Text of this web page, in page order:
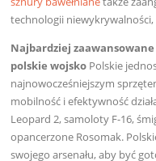
technologii
Najbardziej
polskie wojsko Polskie
najnowocześniejszym
mobilność i efektywność
Leopard 2, samoloty F-16,
opancerzone Rosomak.
swojego arsenału, aby być